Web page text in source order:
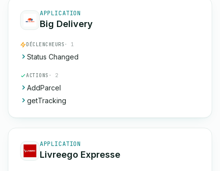
APPLICATION
Big Delivery
DÉCLENCHEURS · 1
Status Changed
ACTIONS · 2
AddParcel
getTracking
APPLICATION
Livreego Expresse